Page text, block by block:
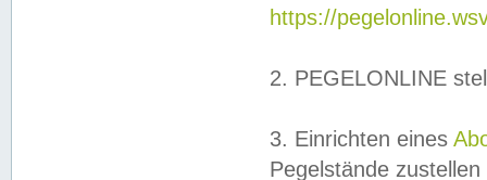
https://
2. PEGELONLINE
3. Einrichten eines
Pegelstände